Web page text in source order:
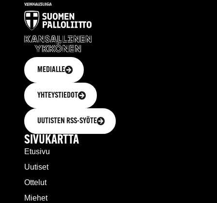
MEDIALLE
YHTEYSTIEDOT
UUTISTEN RSS-SYÖTE
SIVUKARTTA
Etusivu
Uutiset
Ottelut
Miehet